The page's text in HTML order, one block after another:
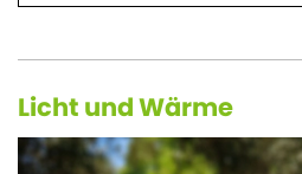
Licht und Wärme